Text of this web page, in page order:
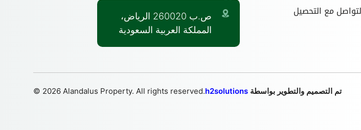
مع التحصيل
ص.ب 260020 الرياض،
المملكة العربية السعودية
© 2026 Alandalus Property. All rights reserved. تم التصميم والتطوير بواسطةh2solutions